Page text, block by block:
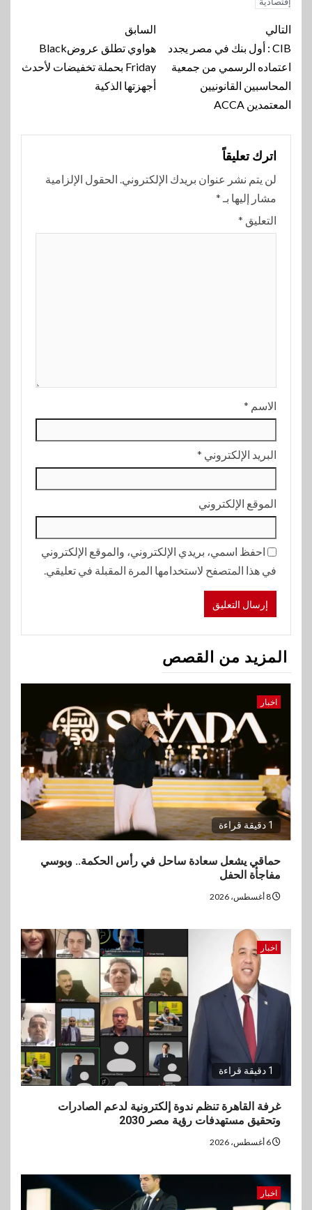
تنقل
المقالة
السابق
هواوي تطلق عروضBlack
Friday بحملة تخفيضات لأحدث
أجهزتها الذكية
التالي
CIB : أول بنك في مصر يجدد
اعتماده الرسمي من جمعية
المحاسبين القانونيين
المعتمدين ACCA
اترك تعليقاً
لن يتم نشر عنوان بريدك الإلكتروني. الحقول الإلزامية
مشار إليها بـ *
التعليق *
الاسم *
البريد الإلكتروني *
الموقع الإلكتروني
احفظ اسمي، بريدي الإلكتروني، والموقع الإلكتروني
في هذا المتصفح لاستخدامها المرة المقبلة في تعليقي.
المزيد من القصص
اخبار
1 دقيقة قراءة
حماقي يشعل سعادة ساحل في رأس الحكمة.. وبوسي
مفاجأة الحفل
اخبار
1 دقيقة قراءة
غرفة القاهرة تنظم ندوة إلكترونية لدعم الصادرات
وتحقيق مستهدفات رؤية مصر 2030
اخبار